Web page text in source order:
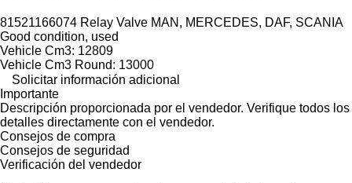
81521166074 Relay Valve MAN, MERCEDES, DAF, SCANIA
Good condition, used
Vehicle Cm3: 12809
Vehicle Cm3 Round: 13000
Solicitar información adicional
Importante
Descripción proporcionada por el vendedor. Verifique todos los
detalles directamente con el vendedor.
Consejos de compra
Consejos de seguridad
Verificación del vendedor